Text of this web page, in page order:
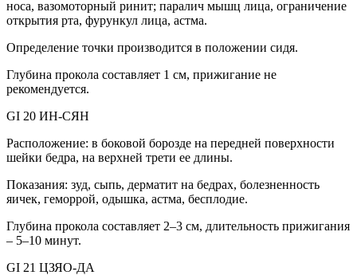
носа, вазомоторный ринит; паралич мышц лица, ограничение
открытия рта, фурункул лица, астма.
Определение точки производится в положении сидя.
Глубина прокола составляет 1 см, прижигание не
рекомендуется.
GI 20 ИН-СЯН
Расположение: в боковой борозде на передней поверхности
шейки бедра, на верхней трети ее длины.
Показания: зуд, сыпь, дерматит на бедрах, болезненность
яичек, геморрой, одышка, астма, бесплодие.
Глубина прокола составляет 2–3 см, длительность прижигания
– 5–10 минут.
GI 21 ЦЗЯО-ДА